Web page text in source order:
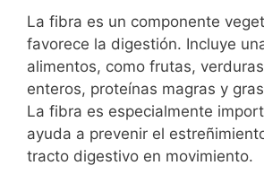
La fibra es un componente
favorece la digestión. Incluye
alimentos, como frutas,
enteros, proteínas magras y
La fibra es especialmente
ayuda a prevenir el
tracto digestivo en movimiento.